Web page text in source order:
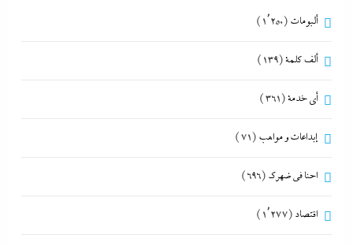
ألبومات (1٬250)
ألف كلمة(139)
أي خدمة(361)
إبداعات و مواهب (71)
احنا في ضهرك (696)
اقتصاد (1٬277)